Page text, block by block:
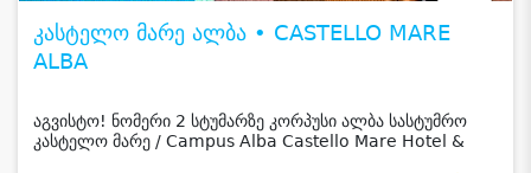
კასტელო მარე ალბა • CASTELLO MARE
ALBA
აგვისტო! ნომერი 2 სტუმარზე კორპუსი ალბა სასტუმრო
კასტელო მარე / Campus Alba Castello Mare Hotel &